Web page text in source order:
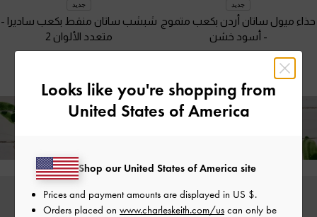
جديد
حذاء ميول ساتان أردن بكعب متموج
- أسود خشن
جديد
شبشب ساتان منقط بكعب ساديرا -
متعدد الألوان 2
استمتع بالشحن المجاني لجميع الطلبات فوق ٣٥٠
Looks like you're shopping from
United States of America
Shop our United States of America site
Prices and payment amounts are displayed in US $.
Orders placed on www.charleskeith.com/us can only be